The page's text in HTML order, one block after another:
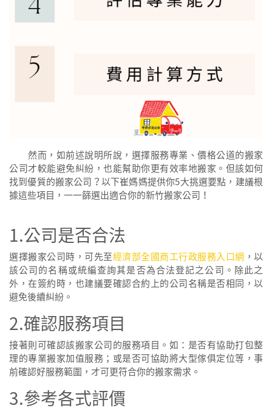
然而，如前述說明所說，選擇服務專業、價格公道的搬家
公司才較能避免糾紛，也能幫助你更有效率地搬家。但該如何
找到優質的搬家公司？以下崔媽媽提供你5大挑選要點，建議根
據這些項目，一一篩選出適合你的新竹搬家公司！
1.公司是否合法
選擇搬家公司時，可先至經濟部全國商工行政服務入口網 ，以
該公司的名稱或統編查詢其是否為合法登記之公司。除此之
外，在簽約時，也建議要確認合約上的公司名稱是否相同，以
避免後續糾紛。
2.確認服務項目
接著則可確認該搬家公司的服務項目。如：是否有協助打包整
理的專業搬家加值服務；或是否可協助將大型傢俱定位等，事
前確認好服務範圍，才可更符合你的搬家需求。
3.參考各式評價